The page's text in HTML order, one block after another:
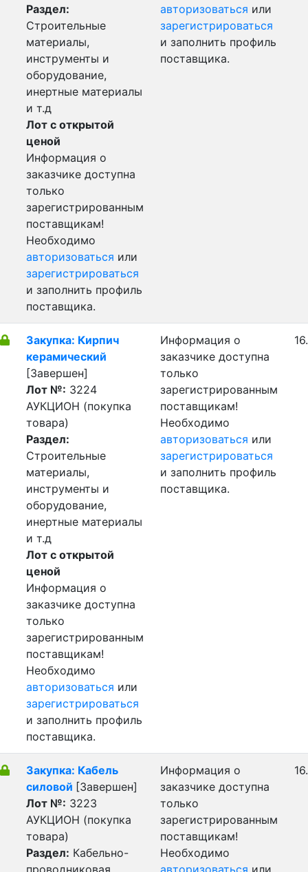
Раздел:
Строительные
материалы,
инструменты и
оборудование,
инертные материалы
и т.д
Лот с открытой
ценой
Информация о
заказчике доступна
только
зарегистрированным
поставщикам!
Необходимо
авторизоваться или
зарегистрироваться
и заполнить профиль
поставщика.
авторизоваться или
зарегистрироваться
и заполнить профиль
поставщика.
Закупка: Кирпич
керамический
[Завершен]
Лот №: 3224
АУКЦИОН (покупка
товара)
Раздел:
Строительные
материалы,
инструменты и
оборудование,
инертные материалы
и т.д
Лот с открытой
ценой
Информация о
заказчике доступна
только
зарегистрированным
поставщикам!
Необходимо
авторизоваться или
зарегистрироваться
и заполнить профиль
поставщика.
Информация о
заказчике доступна
только
зарегистрированным
поставщикам!
Необходимо
авторизоваться или
зарегистрироваться
и заполнить профиль
поставщика.
Закупка: Кабель
силовой [Завершен]
Лот №: 3223
АУКЦИОН (покупка
товара)
Раздел: Кабельно-
проводниковая
Информация о
заказчике доступна
только
зарегистрированным
поставщикам!
Необходимо
авторизоваться или